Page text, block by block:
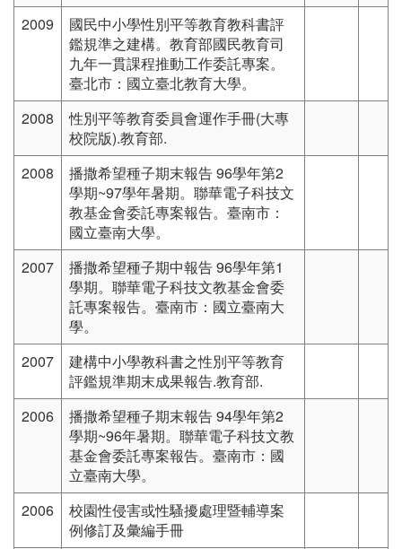
2009
國民中小學性別平等教育教科書評
鑑規準之建構。教育部國民教育司
九年一貫課程推動工作委託專案。
臺北市：國立臺北教育大學。
2008
性別平等教育委員會運作手冊(大專
校院版).教育部.
2008
播撒希望種子期末報告 96學年第2
學期~97學年暑期。聯華電子科技文
教基金會委託專案報告。臺南市：
國立臺南大學。
2007
播撒希望種子期中報告 96學年第1
學期。聯華電子科技文教基金會委
託專案報告。臺南市：國立臺南大
學。
2007
建構中小學教科書之性別平等教育
評鑑規準期末成果報告.教育部.
2006
播撒希望種子期末報告 94學年第2
學期~96年暑期。聯華電子科技文教
基金會委託專案報告。臺南市：國
立臺南大學。
2006
校園性侵害或性騷擾處理暨輔導案
例修訂及彙編手冊